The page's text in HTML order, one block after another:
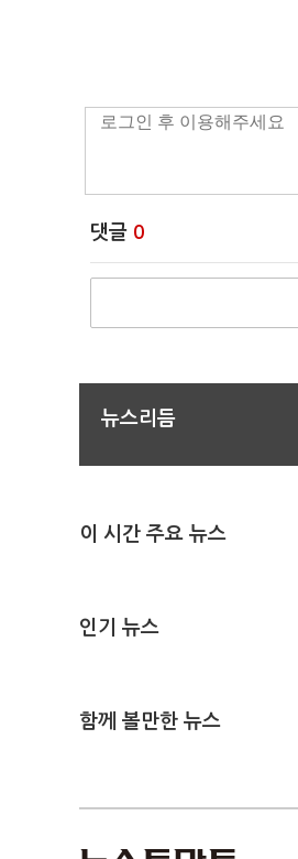
댓글 0
뉴스리듬
이 시간 주요 뉴스
인기 뉴스
함께 볼만한 뉴스